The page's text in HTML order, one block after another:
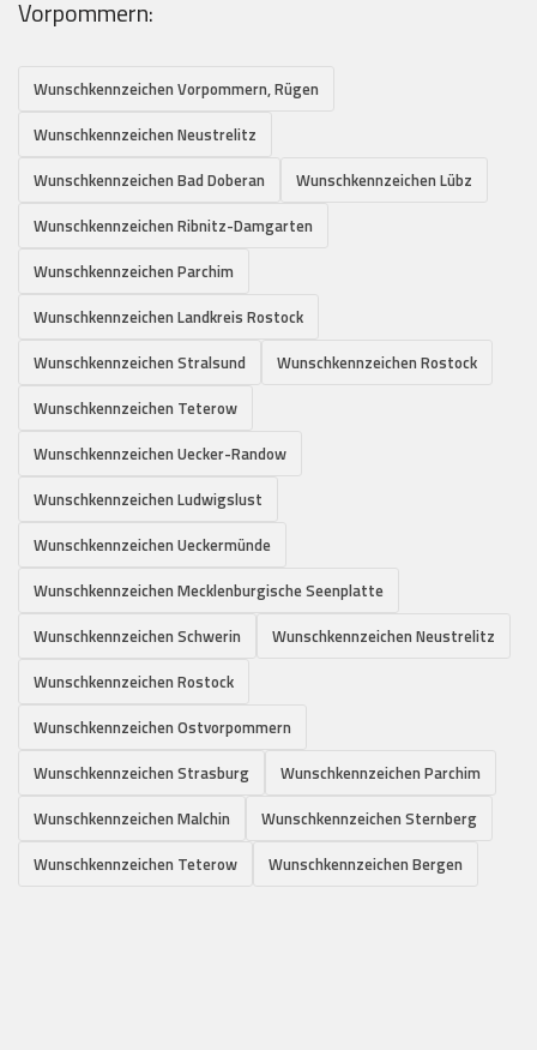
Vorpommern:
Wunschkennzeichen Vorpommern, Rügen
Wunschkennzeichen Neustrelitz
Wunschkennzeichen Bad Doberan
Wunschkennzeichen Lübz
Wunschkennzeichen Ribnitz-Damgarten
Wunschkennzeichen Parchim
Wunschkennzeichen Landkreis Rostock
Wunschkennzeichen Stralsund
Wunschkennzeichen Rostock
Wunschkennzeichen Teterow
Wunschkennzeichen Uecker-Randow
Wunschkennzeichen Ludwigslust
Wunschkennzeichen Ueckermünde
Wunschkennzeichen Mecklenburgische Seenplatte
Wunschkennzeichen Schwerin
Wunschkennzeichen Neustrelitz
Wunschkennzeichen Rostock
Wunschkennzeichen Ostvorpommern
Wunschkennzeichen Strasburg
Wunschkennzeichen Parchim
Wunschkennzeichen Malchin
Wunschkennzeichen Sternberg
Wunschkennzeichen Teterow
Wunschkennzeichen Bergen